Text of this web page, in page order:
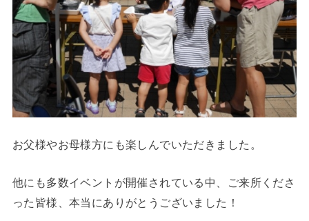
お父様やお母様方にも楽しんでいただきました。
他にも多数イベントが開催されている中、ご来所くださ
った皆様、本当にありがとうございました！